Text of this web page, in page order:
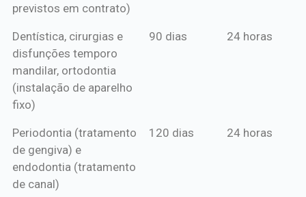
previstos em contrato)
Dentística, cirurgias e
disfunções temporo
mandilar, ortodontia
(instalação de aparelho
fixo)
90 dias 24 horas
Periodontia (tratamento
de gengiva) e
endodontia (tratamento
de canal)
120 dias 24 horas